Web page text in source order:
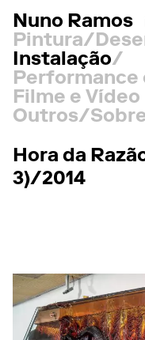
Nuno Ramos
Pintura
Instalação
Performance
Filme e Vídeo
Outros
Hora da
3)/2014